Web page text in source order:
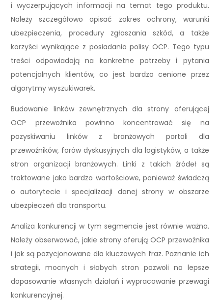
i wyczerpujących informacji na temat tego produktu.
Należy szczegółowo opisać zakres ochrony, warunki
ubezpieczenia, procedury zgłaszania szkód, a także
korzyści wynikające z posiadania polisy OCP. Tego typu
treści odpowiadają na konkretne potrzeby i pytania
potencjalnych klientów, co jest bardzo cenione przez
algorytmy wyszukiwarek.
Budowanie linków zewnętrznych dla strony oferującej
OCP przewoźnika powinno koncentrować się na
pozyskiwaniu linków z branżowych portali dla
przewoźników, forów dyskusyjnych dla logistyków, a także
stron organizacji branżowych. Linki z takich źródeł są
traktowane jako bardzo wartościowe, ponieważ świadczą
o autorytecie i specjalizacji danej strony w obszarze
ubezpieczeń dla transportu.
Analiza konkurencji w tym segmencie jest równie ważna.
Należy obserwować, jakie strony oferują OCP przewoźnika
i jak są pozycjonowane dla kluczowych fraz. Poznanie ich
strategii, mocnych i słabych stron pozwoli na lepsze
dopasowanie własnych działań i wypracowanie przewagi
konkurencyjnej.